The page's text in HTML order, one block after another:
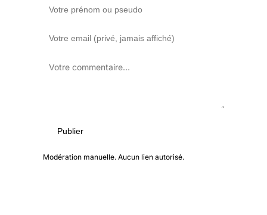
Publier
Modération manuelle. Aucun lien autorisé.